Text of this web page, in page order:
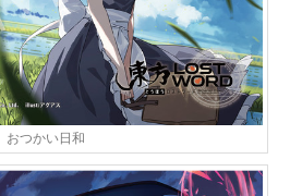
おつかい日和